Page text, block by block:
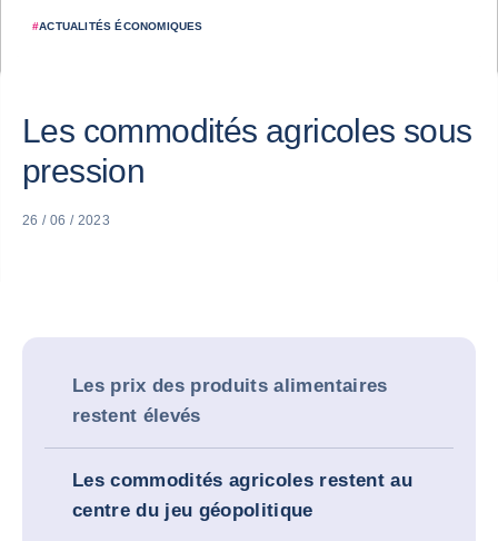
#ACTUALITÉS ÉCONOMIQUES
Les commodités agricoles sous
pression
26 / 06 / 2023
Les prix des produits alimentaires
restent élevés
Les commodités agricoles restent au
centre du jeu géopolitique